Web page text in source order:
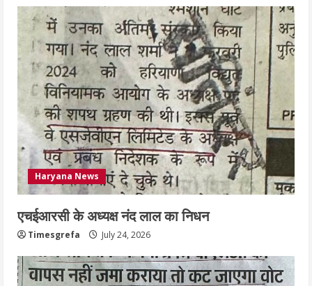
2
3
निर्धारित मानक व नियम का बारीकी से किया
जाएगा परीक्षण, तब कार्रवाई
July 24, 2026
4
नियमों के अनुरूप होगी हैंडओवर की प्रक्रियाः
आयुक्त
July 24, 2026
हाई-रिस्क इमारतों के ओसी में बड़ा बदलाव,
निजीविशेषज्ञों की रिपोर्ट पर भी मिलेगा
प्रमाणपत्र
July 24, 2026
Haryana News
एचईआरसी के अध्यक्ष नंद लाल का निधन
Timesgrefa July 24, 2026